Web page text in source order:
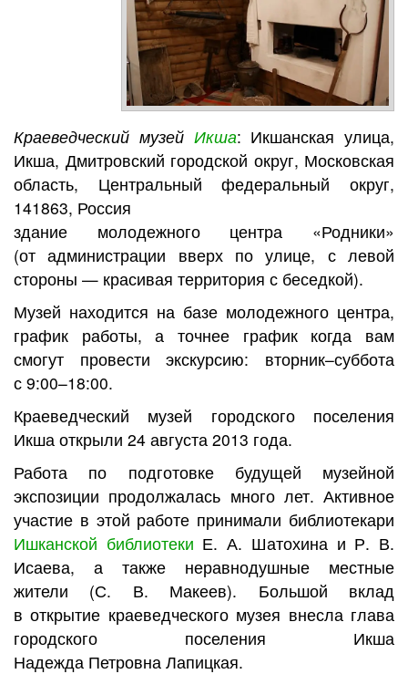
Краеведческий музей Икша: Икшанская улица,
Икша, Дмитровский городской округ, Московская
область, Центральный федеральный округ,
141863, Россия
здание молодежного центра «Родники»
(от администрации вверх по улице, с левой
стороны — красивая территория с беседкой).
Музей находится на базе молодежного центра,
график работы, а точнее график когда вам
смогут провести экскурсию: вторник–суббота
с 9:00–18:00.
Краеведческий музей городского поселения
Икша открыли 24 августа 2013 года.
Работа по подготовке будущей музейной
экспозиции продолжалась много лет. Активное
участие в этой работе принимали библиотекари
Ишканской библиотеки Е. А. Шатохина и Р. В.
Исаева, а также неравнодушные местные
жители (С. В. Макеев). Большой вклад
в открытие краеведческого музея внесла глава
городского поселения Икша
Надежда Петровна Лапицкая.